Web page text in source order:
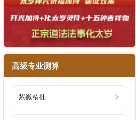
高级专业测算
紫微精批